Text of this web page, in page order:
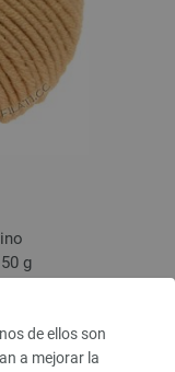
de ellos son
a mejorar la
g
49,60 € / kg